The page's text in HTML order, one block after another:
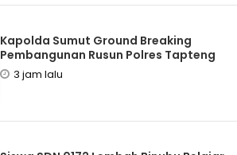
Kapolda Sumut Ground Breaking
Pembangunan Rusun Polres Tapteng
3 jam lalu